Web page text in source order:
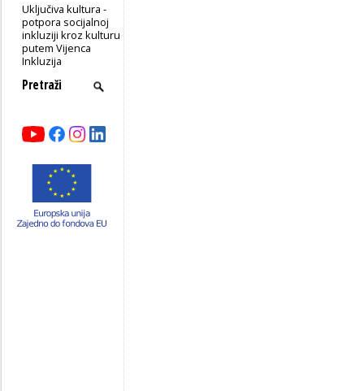
Uključiva kultura -
potpora socijalnoj
inkluziji kroz kulturu
putem Vijenca
Inkluzija